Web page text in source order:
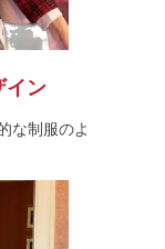
イン
な制服のよ